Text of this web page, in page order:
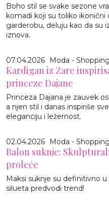
Boho stil se svake sezone
komadi koji su toliko
garderobu, deluju kao da su
iznova.
07.04.2026 Moda - Shopping
Kardigan iz Zare
princeze Dajane
Princeza Dajana je zauvek
a njen stil i danas inspiriše
eleganciju i ležernost.
02.04.2026 Moda - Shopping
Balon suknje:
proleće
Maksi suknje su definitivno
silueta predvodi trend!